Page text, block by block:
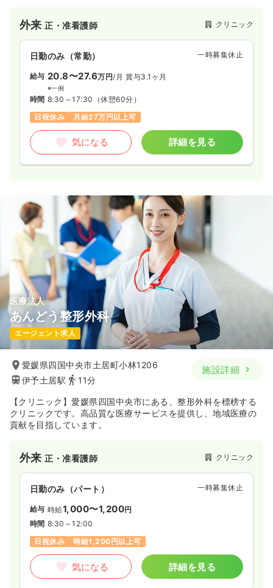
介護・福祉系
19.5〜27.3
※一例
気になる 詳細を見る
外来正・准看護師 クリニック
日勤のみ（常勤） 一時募集休止
給与 20.8〜27.6万円/月 賞与3.1ヶ月
※一例
時間 8:30～17:30 （休憩60分）
日祝休み
月給27万円以上可
気になる 詳細を見る
医療法人
あんどう整形外科
エージェント求人
愛媛県四国中央市土居町小林1206
伊予土居駅
11分
施設詳細
【クリニック】愛媛県四国中央市にある、整形外科を標榜する
クリニックです。高品質な医療サービスを提供し、地域医療の
貢献を目指しています。
外来正・准看護師 クリニック
日勤のみ（パート） 一時募集休止
給与 時給1,000〜1,200円
時間 8:30～12:00
日祝休み
時給1,200円以上可
気になる 詳細を見る